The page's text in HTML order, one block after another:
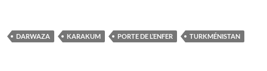
DARWAZA KARAKUM PORTE DE L’ENFER TURKMÉNISTAN